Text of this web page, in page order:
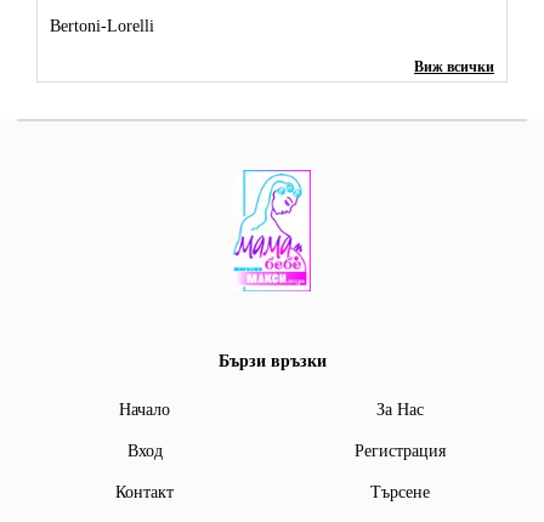
Bertoni-Lorelli
Виж всички
Бързи връзки
Начало За Нас
Вход Регистрация
Контакт Търсене